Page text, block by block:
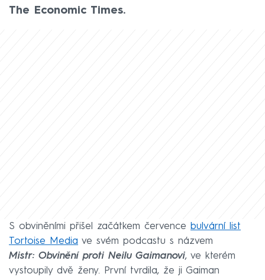
The Economic Times.
S obviněními přišel začátkem července bulvární list
Tortoise Media ve svém podcastu s názvem
Mistr: Obvinění proti Neilu Gaimanovi, ve kterém
vystoupily dvě ženy. První tvrdila, že ji Gaiman